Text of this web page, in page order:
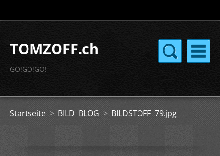
TOMZOFF.ch
GO!GO!GO!
Startseite > BILD BLOG > BILDSTOFF 79.jpg